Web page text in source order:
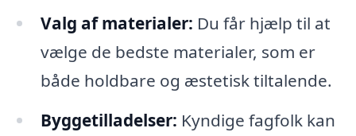
Valg af materialer: Du får hjælp til at
vælge de bedste materialer, som er
både holdbare og æstetisk tiltalende.
Byggetilladelser: Kyndige fagfolk kan